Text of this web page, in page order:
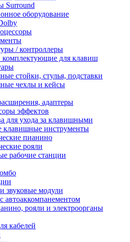
Surround
оборудование
/ контроллеры
комплектующие для клавиш
стойки, стулья, подставки
чехлы и кейсы
адаптеры
эффектов
для ухода за клавишными
клавишные инструменты
пианино
рояли
рабочие станции
звуковые модули
автоаккомпанементом
рояли и электроорганы
кабелей